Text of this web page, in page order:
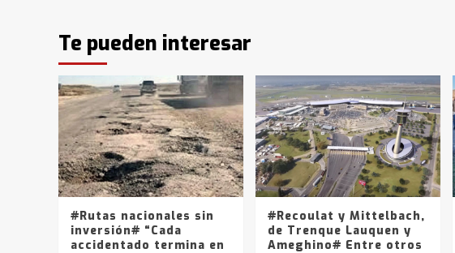
Te pueden interesar
#Rutas nacionales sin
inversión# “Cada
accidentado termina en
#Recoulat y Mittelbach,
de Trenque Lauquen y
Ameghino# Entre otros